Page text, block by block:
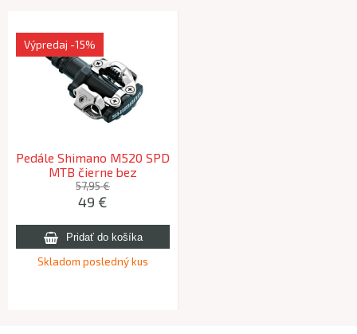
Pedále Shimano M520 SPD
MTB čierne bez
odrazky+zarážky SM-SH51
Výpredaj -15%
57,95 €
49 €
Skladom posledný kus